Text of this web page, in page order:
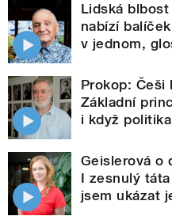
Lidská
nabízí
v jednom,
Prokop: Češi
Základní
i když
Geislerová o
I zesnulý
jsem ukázat